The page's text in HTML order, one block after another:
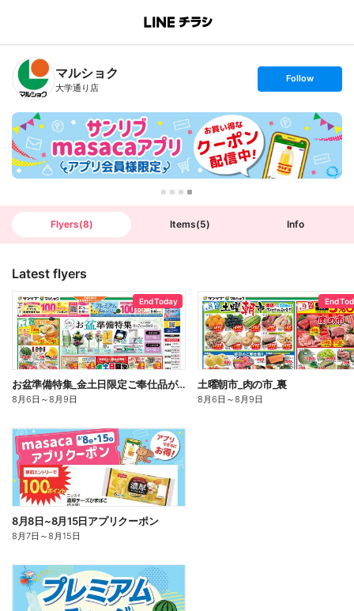
B
n
T
マルショク
大学通り店
s
t
o
l
l
o
w
Follow
Flyers(8) Items(5) Info
Latest flyers
End Today
お盆準備特集_金土日限定ご奉仕品がお買得!_表
8月6日 ～8月9日
End
土曜朝市_肉の市_裏
8月6日 ～8月9日
8月8日~8月15日アプリクーポン
8月7日 ～8月15日